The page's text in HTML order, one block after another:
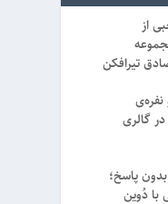
از
تیرافکن
نفره‌ی
گالری
پاسخ؛
با دُوین